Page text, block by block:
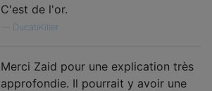
C'est de l'or.
DucatiKiller
Merci Zaid pour une explication très
approfondie. Il pourrait y avoir une